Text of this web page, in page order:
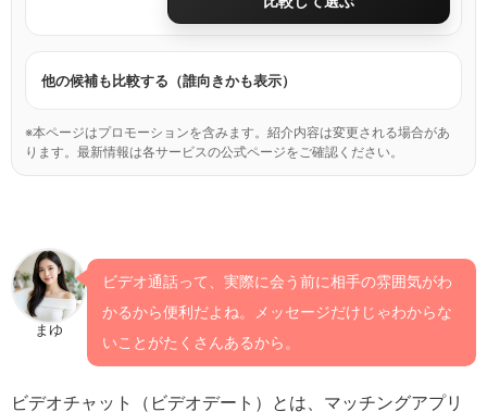
他の候補も比較する（誰向きかも表示）
※本ページはプロモーションを含みます。紹介内容は変更される場合があ
ります。最新情報は各サービスの公式ページをご確認ください。
まゆ
ビデオ通話って、実際に会う前に相手の雰囲気がわ
かるから便利だよね。メッセージだけじゃわからな
いことがたくさんあるから。
ビデオチャット（ビデオデート）とは、マッチングアプリ